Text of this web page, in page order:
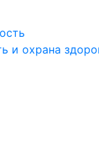
и охрана